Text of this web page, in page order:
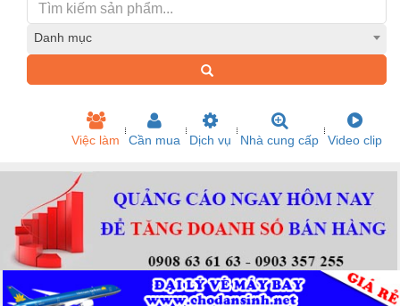
Danh mục
Việc làm Cần mua Dịch vụ Nhà cung cấp Video clip